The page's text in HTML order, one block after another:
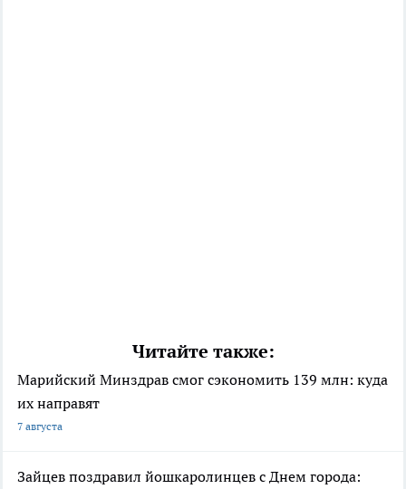
Читайте также:
Марийский Минздрав смог сэкономить 139 млн: куда
их направят
7 августа
Зайцев поздравил йошкаролинцев с Днем города: